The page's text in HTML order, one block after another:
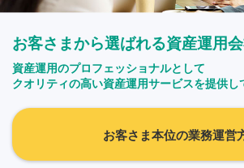
お客さまから選ばれる資産運用
資産運用のプロフェッショナルとして
クオリティの高い資産運用サービスを提供し
お客さま本位の業務運営